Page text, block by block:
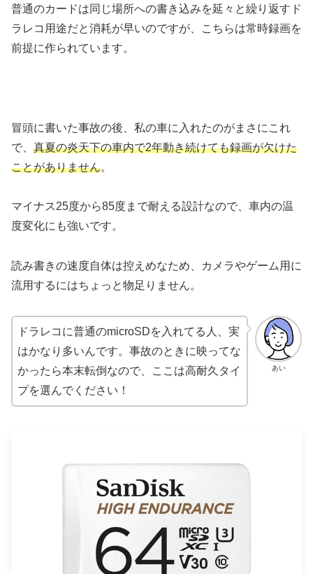
普通のカードは同じ場所への書き込みを延々と繰り返すド
ラレコ用途だと消耗が早いのですが、こちらは常時録画を
前提に作られています。
冒頭に書いた事故の後、私の車に入れたのがまさにこれ
で、 真夏の炎天下の車内で2年動き続けても録画が欠けた
ことがありません。
マイナス25度から85度まで耐える設計なので、車内の温
度変化にも強いです。
読み書きの速度自体は控えめなため、カメラやゲーム用に
流用するにはちょっと物足りません。
あい
ドラレコに普通のmicroSDを入れてる人、実
はかなり多いんです。事故のときに映ってな
かったら本末転倒なので、ここは高耐久タイ
プを選んでください！